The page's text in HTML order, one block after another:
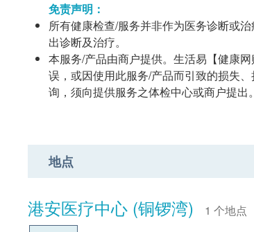
免责声明：
所有健康检查/服务并非作为医务诊断或
出诊断及治疗。
本服务/产品由商户提供。生活易【健康
误，或因使用此服务/产品而引致的损失
询，须向提供服务之体检中心或商户提出。
地点
港安医疗中心 (铜锣湾)
1 个地点